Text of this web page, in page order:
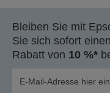
Bleiben Sie mit
Sie sich sofort
Rabatt von 10 %*